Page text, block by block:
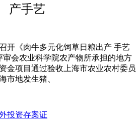
产手艺
《肉牛多元化饲草日粮出产 手艺
会农业科学院农产物所承担的地方
金项目通过验收上海市农业农村委员
市地发生猪、
投资存案证